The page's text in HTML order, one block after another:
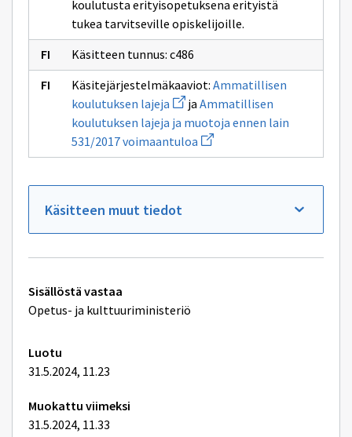
koulutusta erityisopetuksena erityistä
tukea tarvitseville opiskelijoille.
Käsitteen tunnus: c486
Käsitejärjestelmäkaaviot: Ammatillisen
koulutuksen lajeja Avaa
uuden
ikkunan
sivulle
Ammatillisen
koulutuksen
ja Ammatillisen
koulutuksen lajeja ja muotoja ennen lain
531/2017 voimaantuloa Avaa
uuden
ikkunan
Ammatillisen
muotoja
lain
Käsitteen muut tiedot
Tekniset
lisätiedot
Sisällöstä vastaa
Opetus- ja kulttuuriministeriö
Luotu
31.5.2024, 11.23
Muokattu viimeksi
31.5.2024, 11.33